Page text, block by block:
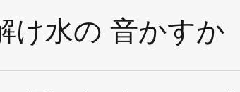
け水の 音かすか